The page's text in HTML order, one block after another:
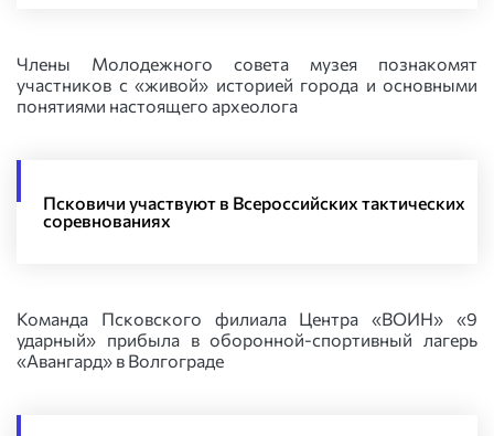
Члены Молодежного совета музея познакомят
участников с «живой» историей города и основными
понятиями настоящего археолога
Псковичи участвуют в Всероссийских тактических
соревнованиях
Команда Псковского филиала Центра «ВОИН» «9
ударный» прибыла в оборонной-спортивный лагерь
«Авангард» в Волгограде